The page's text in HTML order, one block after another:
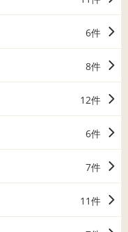
6件
8件
12件
6件
7件
11件